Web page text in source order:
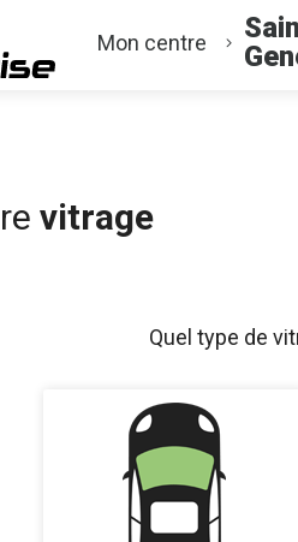
Mon centre
vitrage
Quel type de